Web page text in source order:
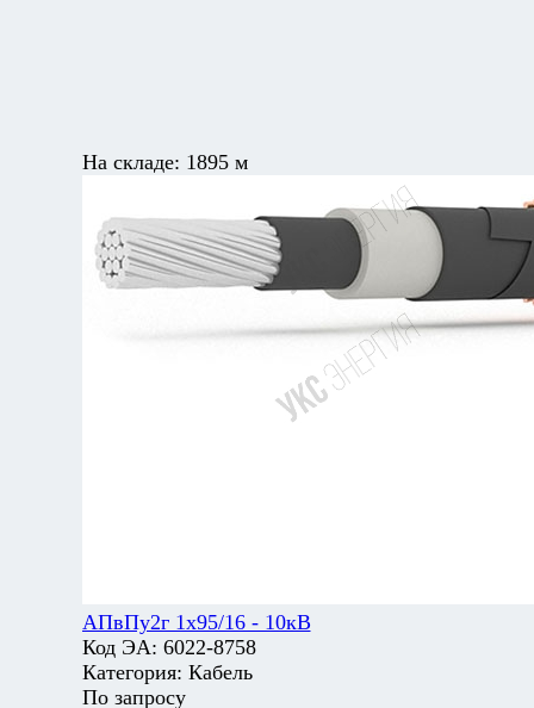
На складе: 1895 м
АПвПу2г 1х95/16 - 10кВ
Код ЭА: 6022-8758
Категория: Кабель
По запросу